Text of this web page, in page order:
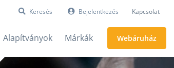
Keresés Bejelentkezés Kapcsolat
Alapítványok Márkák Webáruház